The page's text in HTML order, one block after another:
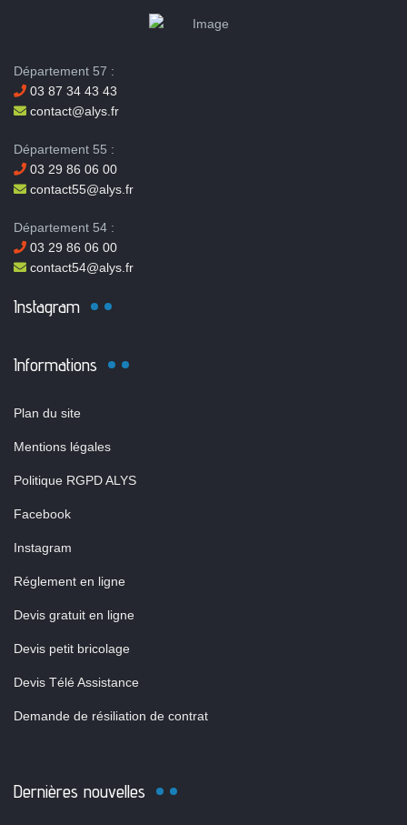
Département 57 :
03 87 34 43 43
contact@alys.fr
Département 55 :
03 29 86 06 00
contact55@alys.fr
Département 54 :
03 29 86 06 00
contact54@alys.fr
Instagram
Informations
Plan du site
Mentions légales
Politique RGPD ALYS
Facebook
Instagram
Réglement en ligne
Devis gratuit en ligne
Devis petit bricolage
Devis Télé Assistance
Demande de résiliation de contrat
Dernières nouvelles